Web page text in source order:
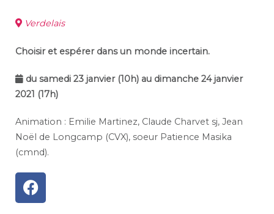
Verdelais
Choisir et espérer dans un monde incertain.
du samedi 23 janvier (10h) au dimanche 24 janvier
2021 (17h)
Animation : Emilie Martinez, Claude Charvet sj, Jean
Noël de Longcamp (CVX), soeur Patience Masika
(cmnd).